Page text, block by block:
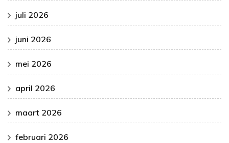
juli 2026
juni 2026
mei 2026
april 2026
maart 2026
februari 2026